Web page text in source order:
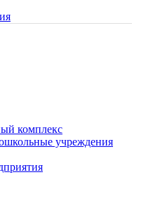
комплекс
учреждения